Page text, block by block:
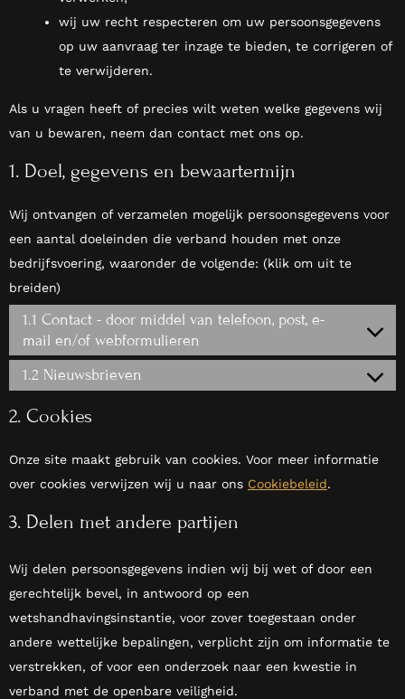
wij uw recht respecteren om uw persoonsgegevens
op uw aanvraag ter inzage te bieden, te corrigeren of
te verwijderen.
Als u vragen heeft of precies wilt weten welke gegevens wij
van u bewaren, neem dan contact met ons op.
1. Doel, gegevens en bewaartermijn
Wij ontvangen of verzamelen mogelijk persoonsgegevens voor
een aantal doeleinden die verband houden met onze
bedrijfsvoering, waaronder de volgende: (klik om uit te
breiden)
1.1 Contact - door middel van telefoon, post, e-
mail en/of webformulieren
1.2 Nieuwsbrieven
2. Cookies
Onze site maakt gebruik van cookies. Voor meer informatie
over cookies verwijzen wij u naar ons Cookiebeleid.
3. Delen met andere partijen
Wij delen persoonsgegevens indien wij bij wet of door een
gerechtelijk bevel, in antwoord op een
wetshandhavingsinstantie, voor zover toegestaan onder
andere wettelijke bepalingen, verplicht zijn om informatie te
verstrekken, of voor een onderzoek naar een kwestie in
verband met de openbare veiligheid.